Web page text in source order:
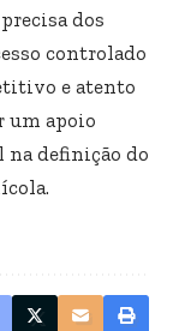
dos
controlado
e atento
um apoio
na definição do